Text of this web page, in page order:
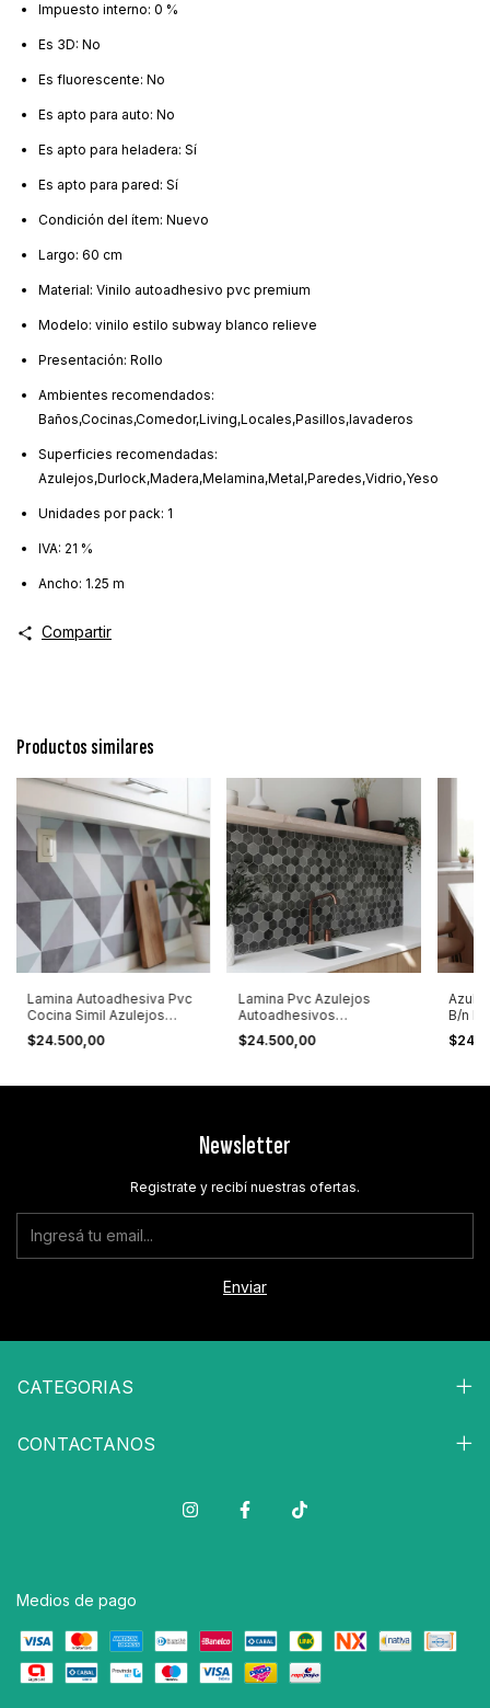
Impuesto interno: 0 %
Es 3D: No
Es fluorescente: No
Es apto para auto: No
Es apto para heladera: Sí
Es apto para pared: Sí
Condición del ítem: Nuevo
Largo: 60 cm
Material: Vinilo autoadhesivo pvc premium
Modelo: vinilo estilo subway blanco relieve
Presentación: Rollo
Ambientes recomendados:
Baños,Cocinas,Comedor,Living,Locales,Pasillos,lavaderos
Superficies recomendadas:
Azulejos,Durlock,Madera,Melamina,Metal,Paredes,Vidrio,Yeso
Unidades por pack: 1
IVA: 21 %
Ancho: 1.25 m
Compartir
Productos similares
Lamina Autoadhesiva Pvc
Cocina Simil Azulejos
Triangulares Gris Aqua
$24.500,00
Lamina Pvc Azulejos
Autoadhesivos
Hexagonales 1,25x0,60
Mts
$24.500,00
B/n
Newsletter
Registrate y recibí nuestras ofertas.
CATEGORIAS
CONTACTANOS
Medios de pago